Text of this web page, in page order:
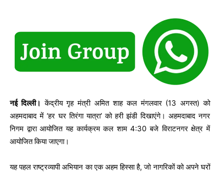
नई दिल्ली। केंद्रीय गृह मंत्री अमित शाह कल मंगलवार (13 अगस्त) को
अहमदाबाद में ‘हर घर तिरंगा यात्रा’ को हरी झंडी दिखाएंगे। अहमदाबाद नगर
निगम द्वारा आयोजित यह कार्यक्रम कल शाम 4:30 बजे विराटनगर क्षेत्र में
आयोजित किया जाएगा।
यह पहल राष्ट्रव्यापी अभियान का एक अहम हिस्सा है, जो नागरिकों को अपने घरों